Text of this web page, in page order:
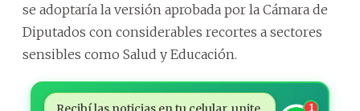
se adoptaría la versión aprobada por la Cámara de
Diputados con considerables recortes a sectores
sensibles como Salud y Educación.
1